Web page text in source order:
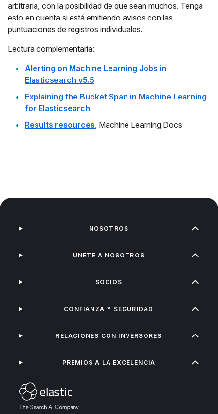
arbitraria, con la posibilidad de que sean muchos. Tenga
esto en cuenta si está emitiendo avisos con las
puntuaciones de registros individuales.
Lectura complementaria:
Alerting on Machine Learning Jobs in
Elasticsearch v5.5
Explaining the Bucket Span in Machine Learning
for Elasticsearch
Results resources, Machine Learning Docs
NOSOTROS
ÚNETE A NOSOTROS
SOCIOS
CONFIANZA Y SEGURIDAD
RELACIONES CON INVERSORES
PREMIOS A LA EXCELENCIA